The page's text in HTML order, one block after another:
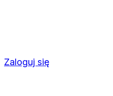
Zaloguj się